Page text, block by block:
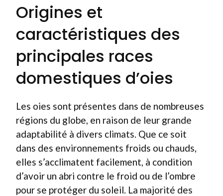
Origines et
caractéristiques des
principales races
domestiques d’oies
Les oies sont présentes dans de nombreuses
régions du globe, en raison de leur grande
adaptabilité à divers climats. Que ce soit
dans des environnements froids ou chauds,
elles s’acclimatent facilement, à condition
d’avoir un abri contre le froid ou de l’ombre
pour se protéger du soleil. La majorité des